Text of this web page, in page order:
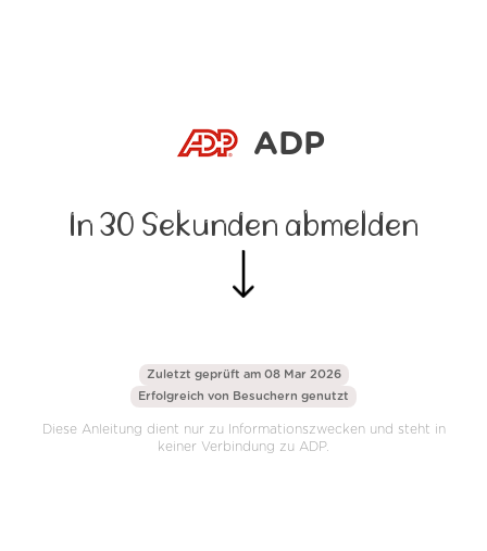
ADP
In 30 Sekunden abmelden
Zuletzt geprüft am 08 Mar 2026
Erfolgreich von Besuchern genutzt
Diese Anleitung dient nur zu Informationszwecken und steht in
keiner Verbindung zu ADP.